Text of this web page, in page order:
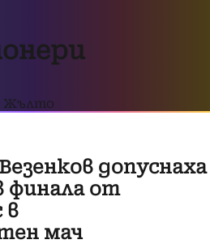
Жълто
допуснаха
финала от
в
мач